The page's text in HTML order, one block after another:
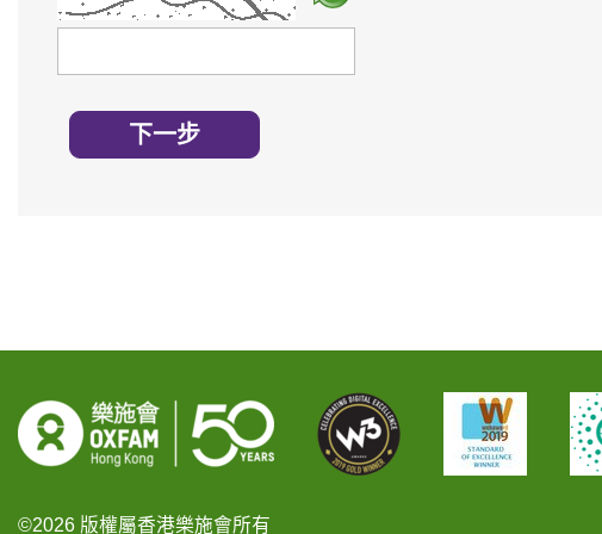
請輸入驗證碼
下一步
©2026 版權屬香港樂施會所有